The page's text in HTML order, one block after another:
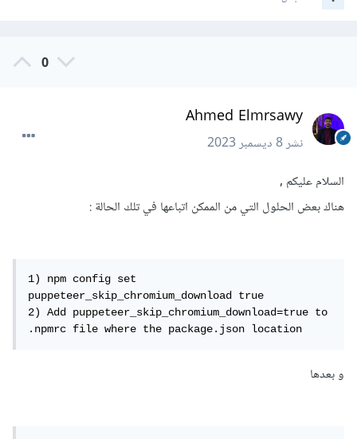
0
Ahmed Elmrsawy
نشر8 ديسمبر 2023
السلام عليكم ,
هناك بعض الحلول التي من الممكن اتباعها في تلك الحالة
1) npm config set
puppeteer_skip_chromium_download true
2) Add puppeteer_skip_chromium_download=true to
.npmrc file where the package.json location
و بعدها